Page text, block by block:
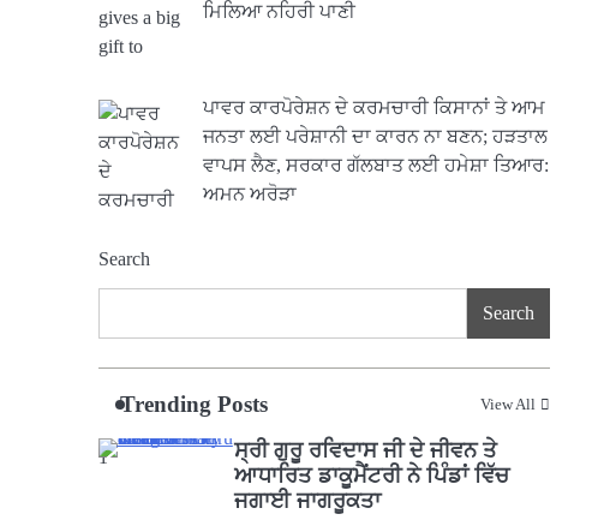
ਮਿਲਿਆ ਨਹਿਰੀ ਪਾਣੀ
ਪਾਵਰ ਕਾਰਪੋਰੇਸ਼ਨ ਦੇ ਕਰਮਚਾਰੀ ਕਿਸਾਨਾਂ ਤੇ ਆਮ
ਜਨਤਾ ਲਈ ਪਰੇਸ਼ਾਨੀ ਦਾ ਕਾਰਨ ਨਾ ਬਣਨ; ਹੜਤਾਲ
ਵਾਪਸ ਲੈਣ, ਸਰਕਾਰ ਗੱਲਬਾਤ ਲਈ ਹਮੇਸ਼ਾ ਤਿਆਰ:
ਅਮਨ ਅਰੋੜਾ
Search
Search
Trending Posts View All
1
ਸ੍ਰੀ ਗੁਰੂ ਰਵਿਦਾਸ ਜੀ ਦੇ ਜੀਵਨ ਤੇ
ਆਧਾਰਿਤ ਡਾਕੂਮੈਂਟਰੀ ਨੇ ਪਿੰਡਾਂ ਵਿੱਚ
ਜਗਾਈ ਜਾਗਰੂਕਤਾ